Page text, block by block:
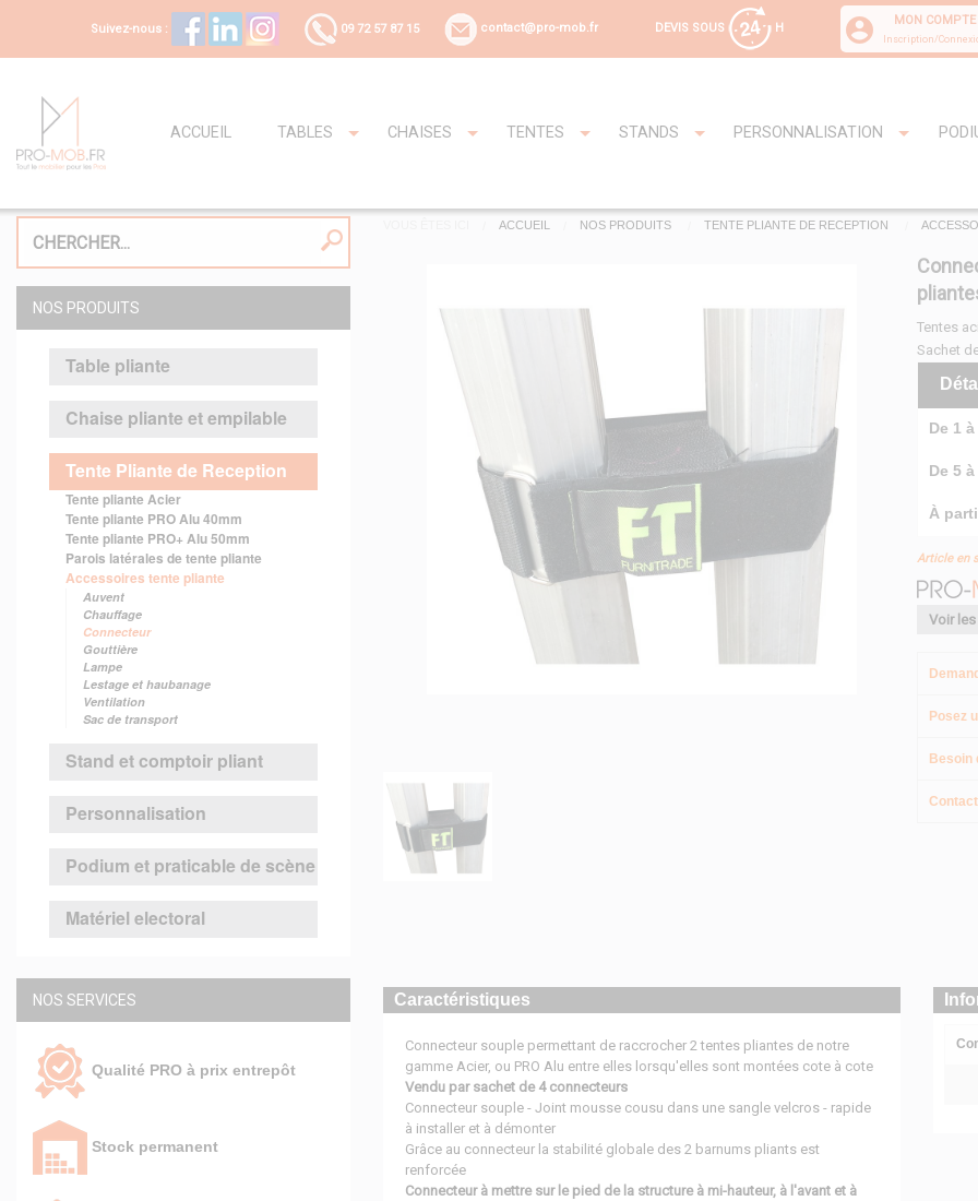
Suivez-nous : 09 72 57 87 15 contact@pro-mob.fr DEVIS SOUS H
MON COMPTE
Inscription/
ACCUEIL TABLES CHAISES TENTES STANDS PERSONNALISATION
NOS PRODUITS
Table pliante
Chaise pliante et empilable
Tente Pliante de Reception
Tente pliante Acier
Tente pliante PRO Alu 40mm
Tente pliante PRO+ Alu 50mm
Parois latérales de tente pliante
Accessoires tente pliante
Auvent
Chauffage
Connecteur
Gouttière
Lampe
Lestage et haubanage
Ventilation
Sac de transport
Stand et comptoir pliant
Personnalisation
Podium et praticable de scène
Matériel electoral
NOS SERVICES
Qualité PRO à prix entrepôt
Stock permanent
ACCUEIL NOS PRODUITS TENTE PLIANTE DE RECEPTION
Tentes
Sachet
De 1
De 5
À
Article en
Voir
Posez
Besoin
Caractéristiques
Connecteur souple permettant de raccrocher 2 tentes pliantes de notre
gamme Acier, ou PRO Alu entre elles lorsqu'elles sont montées cote à cote
Vendu par sachet de 4 connecteurs
Connecteur souple - Joint mousse cousu dans une sangle velcros - rapide
à installer et à démonter
Grâce au connecteur la stabilité globale des 2 barnums pliants est
renforcée
Connecteur à mettre sur le pied de la structure à mi-hauteur, à l'avant et à